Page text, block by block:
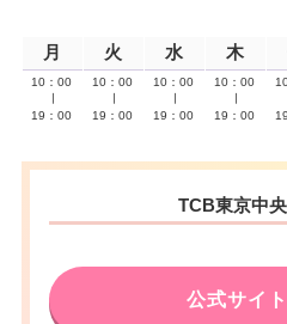
月 火 水 木
10：00
19：00
10：00
19：00
10：00
19：00
10：00
19：00
TCB東京中
公式サイ